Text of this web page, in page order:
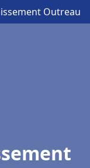
Outreau